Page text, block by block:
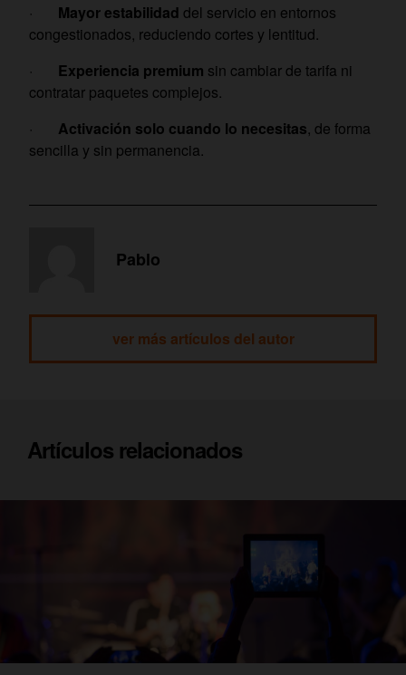
· Mayor estabilidad del servicio en entornos
congestionados, reduciendo cortes y lentitud.
· Experiencia premium sin cambiar de tarifa ni
contratar paquetes complejos.
· Activación solo cuando lo necesitas, de forma
sencilla y sin permanencia.
Pablo
ver más artículos del autor
Artículos relacionados